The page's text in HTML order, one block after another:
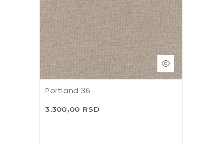
Portland 36
3.300,00 RSD